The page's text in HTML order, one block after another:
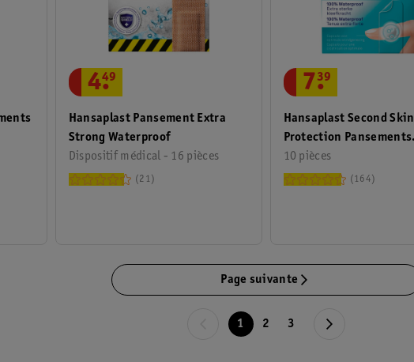
Hansaplast Pansement Extra
Strong Waterproof
Dispositif médical - 16 pièces
4.
49
21
Hansaplast Second Skin
Protection Pansements
Hydrocolloïdes
10 pièces
7.
39
164
Page suivante
1 2 3